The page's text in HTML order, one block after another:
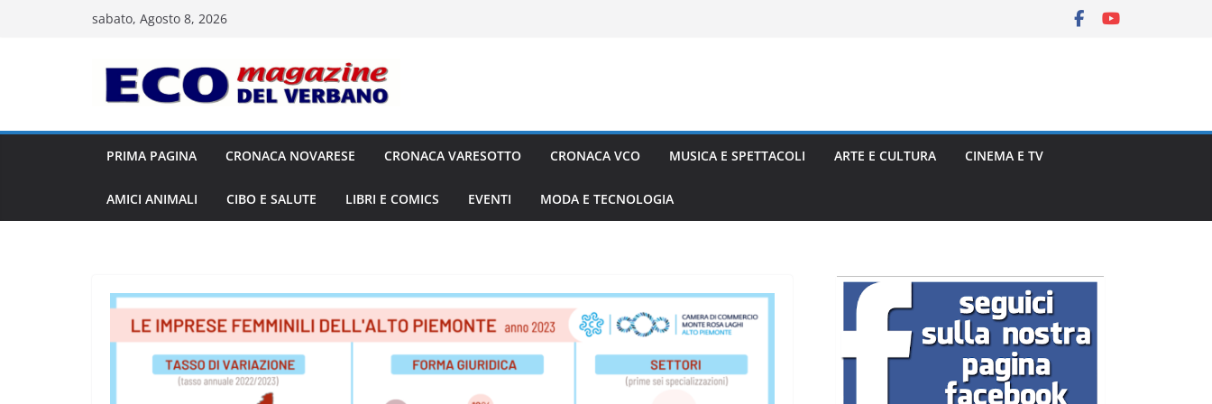
sabato, Agosto 8, 2026
PRIMA PAGINA CRONACA NOVARESE CRONACA VARESOTTO CRONACA VCO MUSICA E SPETTACOLI ARTE E CULTURA CINEMA E TV
AMICI ANIMALI CIBO E SALUTE LIBRI E COMICS EVENTI MODA E TECNOLOGIA